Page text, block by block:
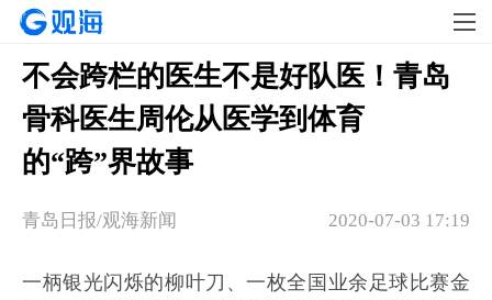
不会跨栏的医生不是好队医！青岛
骨科医生周伦从医学到体育
的“跨”界故事
2020-07-03 17:19
青岛日报/观海新闻
一柄银光闪烁的柳叶刀、一枚全国业余足球比赛金